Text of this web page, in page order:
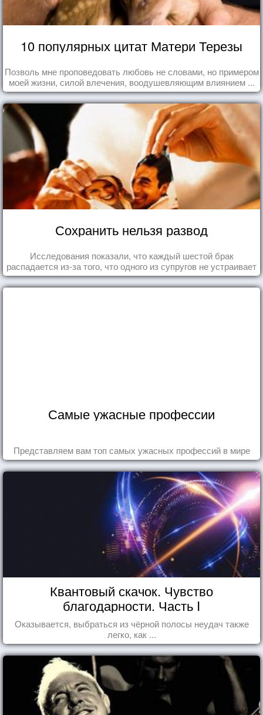
10 популярных цитат Матери Терезы
Позволь мне проповедовать любовь не словами, но примером
моей жизни, силой влечения, воодушевляющим влиянием ...
Сохранить нельзя развод
Исследования показали, что каждый шестой брак
распадается из-за того, что одного из супругов не устраивает
та роль, которая выпала ему в семье.
Самые ужасные профессии
Представляем вам топ самых ужасных профессий в мире
Квантовый скачок. Чувство
благодарности. Часть I
Оказывается, выбраться из чёрной полосы неудач также
легко, как ...